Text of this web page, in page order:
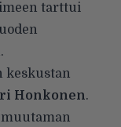
tarttui
.
keskustan
Honkonen.